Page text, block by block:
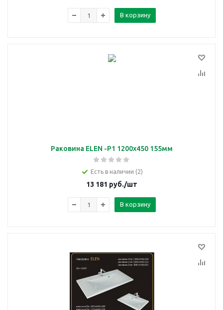
В корзину
Раковина ELEN -P1 1200x450 155мм
Есть в наличии (2)
13 181 руб./шт
В корзину